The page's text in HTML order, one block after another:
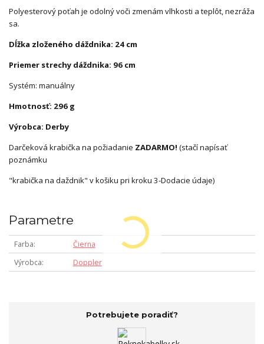
Polyesterový poťah je odolný voči zmenám vlhkosti a teplôt, nezráža
sa.
Dĺžka zloženého dáždnika: 24 cm
Priemer strechy dáždnika: 96 cm
Systém: manuálny
Hmotnosť: 296 g
Výrobca: Derby
Darčeková krabička na požiadanie ZADARMO! (stačí napísať
poznámku
"krabička na daždnik" v košiku pri kroku 3-Dodacie údaje)
Parametre
Farba
Čierna
Výrobca
Doppler
Potrebujete poradiť?